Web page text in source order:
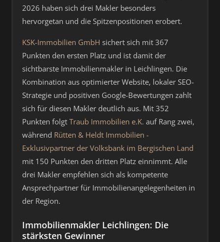
2026 haben sich drei Makler besonders
hervorgetan und die Spitzenpositionen erobert.
KSK-Immobilien GmbH sichert sich mit 367
Punkten den ersten Platz und ist damit der
sichtbarste Immobilienmakler in Leichlingen. Die
Kombination aus optimierter Website, lokaler SEO-
Strategie und positiven Google-Bewertungen zahlt
sich für diesen Makler deutlich aus. Mit 352
Punkten folgt Traub Immobilien e.K. auf Rang zwei,
während Rütten & Heldt Immobilien -
Exklusivpartner der Volksbank im Bergischen Land
mit 150 Punkten den dritten Platz einnimmt. Alle
drei Makler empfehlen sich als kompetente
Ansprechpartner für Immobilienangelegenheiten in
der Region.
Immobilienmakler Leichlingen: Die
stärksten Gewinner